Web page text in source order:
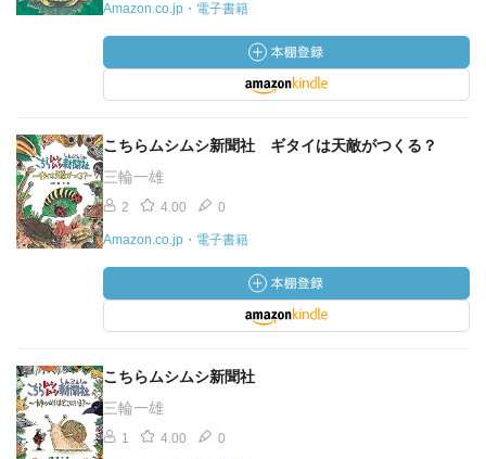
Amazon.co.jp・電子書籍
こちらムシムシ新聞社 ギタイは天敵がつくる？
三輪一雄
2 4.00 0
Amazon.co.jp・電子書籍
こちらムシムシ新聞社
三輪一雄
1 4.00 0